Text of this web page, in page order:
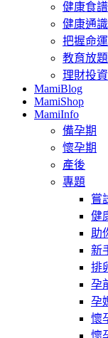
健康食譜
健康通識
把握命運
教育放題
理財投資
MamiBlog
MamiShop
MamiInfo
備孕期
懷孕期
產後
專題
嘗
健
助
新
排
孕
孕
懷